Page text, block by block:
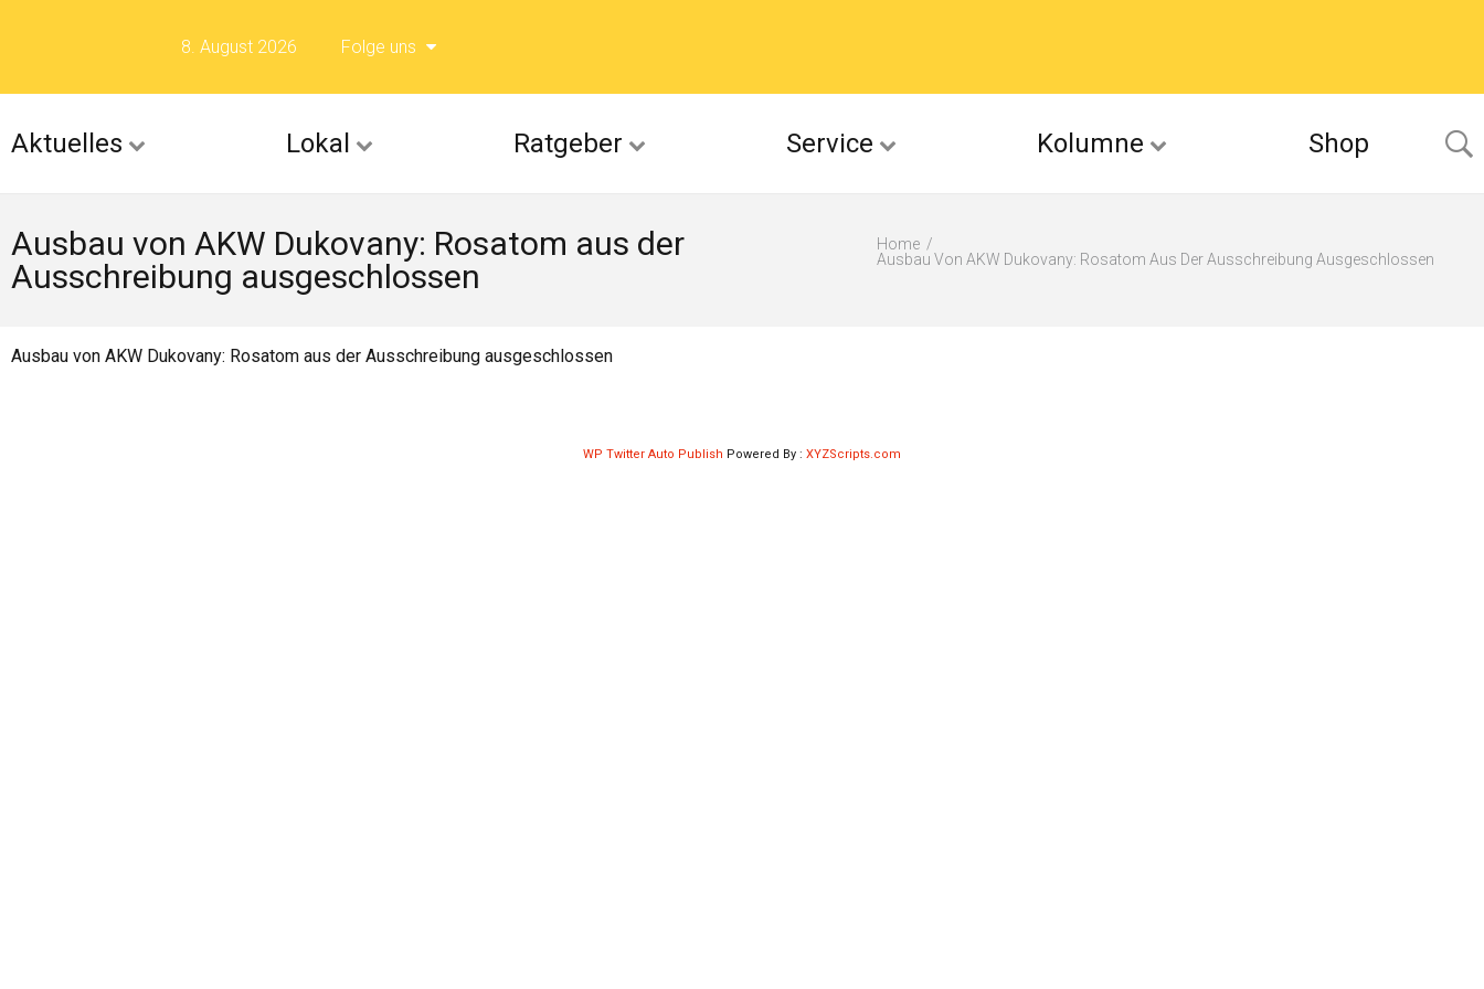
8. August 2026 Folge uns
Folge uns auf Flickr
Folge uns auf Issuu
Aktuelles Lokal Ratgeber Service Kolumne Shop
Ausbau von AKW Dukovany: Rosatom aus der
Ausschreibung ausgeschlossen
Home
Ausbau Von AKW Dukovany: Rosatom Aus Der Ausschreibung Ausgeschlossen
Ausbau von AKW Dukovany: Rosatom aus der Ausschreibung ausgeschlossen
WP Twitter Auto Publish Powered By : XYZScripts.com